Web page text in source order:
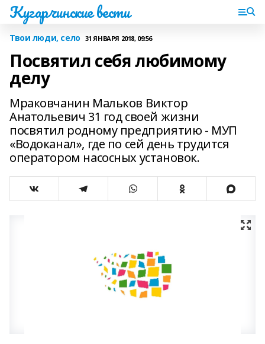
Кугарчинские вести
Твои люди, село 31 ЯНВАРЯ 2018, 09:56
Посвятил себя любимому
делу
Мраковчанин Мальков Виктор
Анатольевич 31 год своей жизни
посвятил родному предприятию - МУП
«Водоканал», где по сей день трудится
оператором насосных установок.